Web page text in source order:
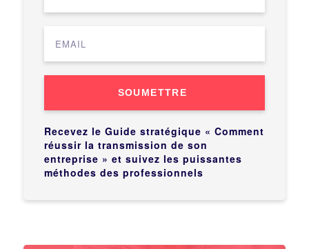
SOUMETTRE
Recevez le Guide stratégique « Comment
réussir la transmission de son
entreprise » et suivez les puissantes
méthodes des professionnels